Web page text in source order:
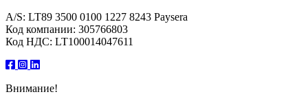
A/S: LT89 3500 0100 1227 8243 Paysera
Код компании: 305766803
Код НДС: LT100014047611
Внимание!